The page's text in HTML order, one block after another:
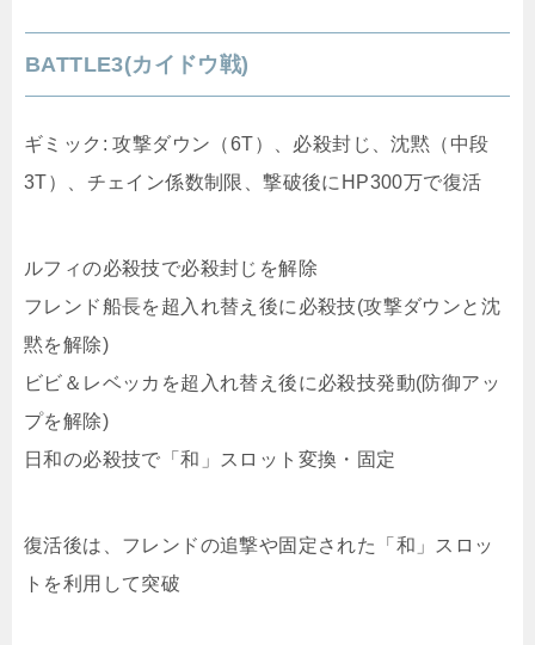
BATTLE3(カイドウ戦)
ギミック: 攻撃ダウン（6T）、必殺封じ、沈黙（中段
3T）、チェイン係数制限、撃破後にHP300万で復活
ルフィの必殺技で必殺封じを解除
フレンド船長を超入れ替え後に必殺技(攻撃ダウンと沈
黙を解除)
ビビ＆レベッカを超入れ替え後に必殺技発動(防御アッ
プを解除)
日和の必殺技で「和」スロット変換・固定
復活後は、フレンドの追撃や固定された「和」スロッ
トを利用して突破